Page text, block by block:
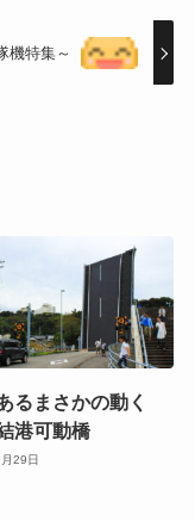
機特集～
るまさかの動く
港可動橋
29日